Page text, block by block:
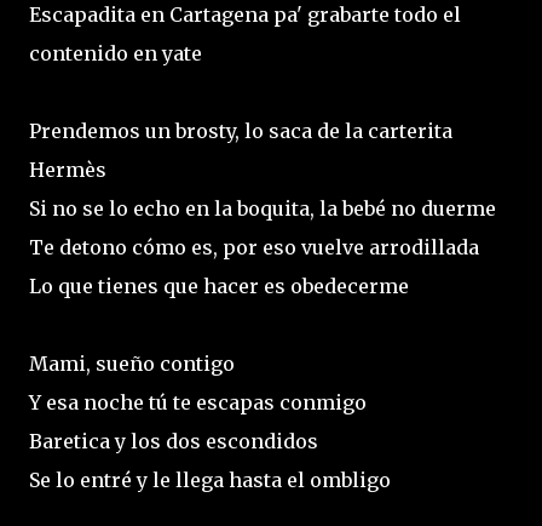
Escapadita en Cartagena pa' grabarte todo el
contenido en yate
Prendemos un brosty, lo saca de la carterita
Hermès
Si no se lo echo en la boquita, la bebé no duerme
Te detono cómo es, por eso vuelve arrodillada
Lo que tienes que hacer es obedecerme
Mami, sueño contigo
Y esa noche tú te escapas conmigo
Baretica y los dos escondidos
Se lo entré y le llega hasta el ombligo